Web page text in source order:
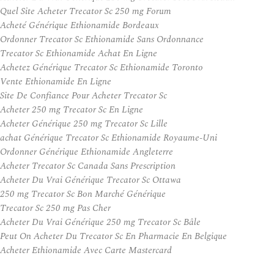
Quel Site Acheter Trecator Sc 250 mg Forum
Acheté Générique Ethionamide Bordeaux
Ordonner Trecator Sc Ethionamide Sans Ordonnance
Trecator Sc Ethionamide Achat En Ligne
Achetez Générique Trecator Sc Ethionamide Toronto
Vente Ethionamide En Ligne
Site De Confiance Pour Acheter Trecator Sc
Acheter 250 mg Trecator Sc En Ligne
Acheter Générique 250 mg Trecator Sc Lille
achat Générique Trecator Sc Ethionamide Royaume-Uni
Ordonner Générique Ethionamide Angleterre
Acheter Trecator Sc Canada Sans Prescription
Acheter Du Vrai Générique Trecator Sc Ottawa
250 mg Trecator Sc Bon Marché Générique
Trecator Sc 250 mg Pas Cher
Acheter Du Vrai Générique 250 mg Trecator Sc Bâle
Peut On Acheter Du Trecator Sc En Pharmacie En Belgique
Acheter Ethionamide Avec Carte Mastercard